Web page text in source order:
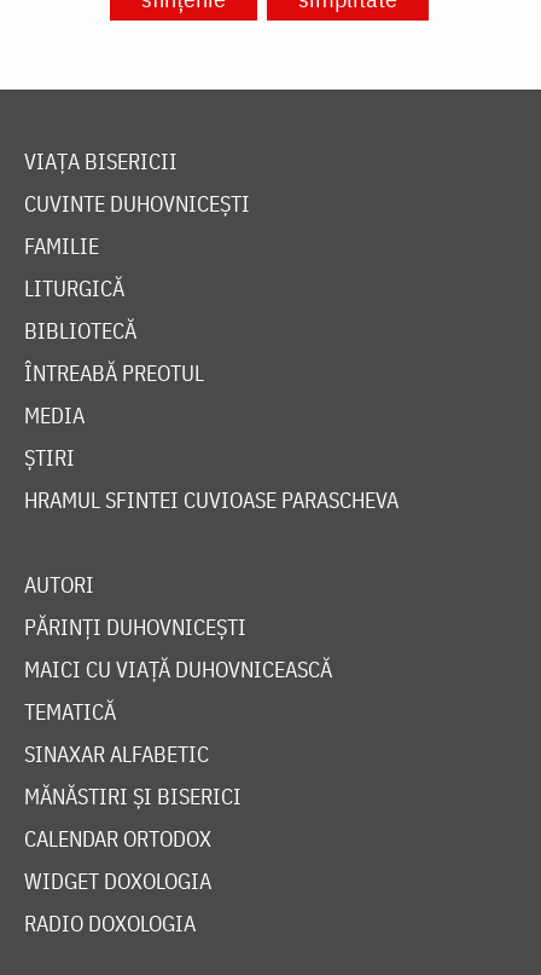
VIAȚA BISERICII
CUVINTE DUHOVNICEȘTI
FAMILIE
LITURGICĂ
BIBLIOTECĂ
ÎNTREABĂ PREOTUL
MEDIA
ȘTIRI
HRAMUL SFINTEI CUVIOASE PARASCHEVA
AUTORI
PĂRINȚI DUHOVNICEȘTI
MAICI CU VIAȚĂ DUHOVNICEASCĂ
TEMATICĂ
SINAXAR ALFABETIC
MĂNĂSTIRI ȘI BISERICI
CALENDAR ORTODOX
WIDGET DOXOLOGIA
RADIO DOXOLOGIA